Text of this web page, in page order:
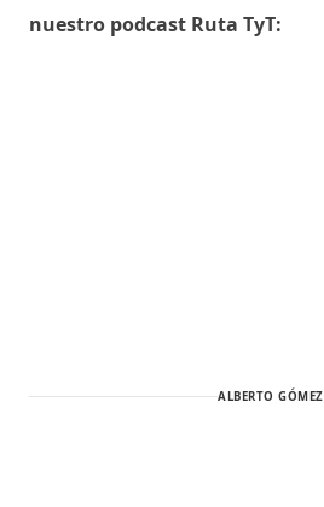
nuestro podcast Ruta TyT:
ALBERTO GÓMEZ